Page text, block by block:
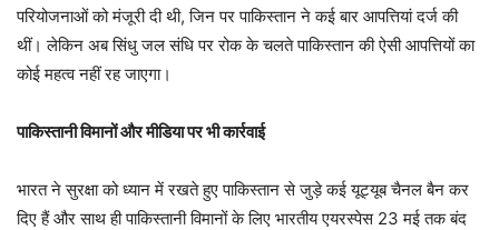
परियोजनाओं को मंजूरी दी थी, जिन पर पाकिस्तान ने कई बार आपत्तियां दर्ज की
थीं। लेकिन अब सिंधु जल संधि पर रोक के चलते पाकिस्तान की ऐसी आपत्तियों का
कोई महत्व नहीं रह जाएगा।
पाकिस्तानी विमानों और मीडिया पर भी कार्रवाई
भारत ने सुरक्षा को ध्यान में रखते हुए पाकिस्तान से जुड़े कई यूट्यूब चैनल बैन कर
दिए हैं और साथ ही पाकिस्तानी विमानों के लिए भारतीय एयरस्पेस 23 मई तक बंद